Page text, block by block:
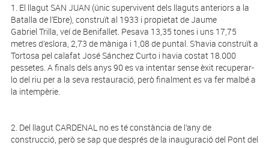
1. El llagut SAN JUAN (únic supervivent dels llaguts anteriors a la
Batalla de l’Ebre), construït al 1933 i propietat de Jaume
Gabriel Trilla, veí de Benifallet. Pesava 13,35 tones i uns 17,75
metres d’eslora, 2,73 de màniga i 1,08 de puntal. S’havia construït a
Tortosa pel calafat José Sánchez Curto i havia costat 18.000
pessetes. A finals dels anys 90 es va intentar sense èxit recuperar-
lo del riu per a la seva restauració, però finalment es va fer malbé a
la intempèrie.
2. Del llagut CARDENAL no es té constància de l’any de
construcció, però se sap que després de la inauguració del Pont del